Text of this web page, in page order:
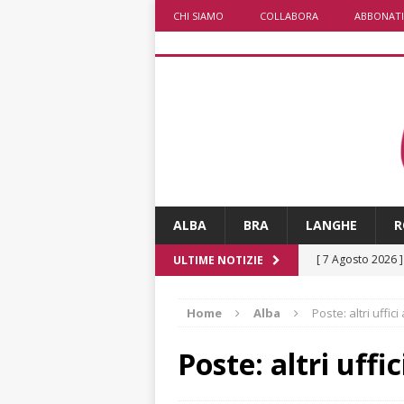
CHI SIAMO COLLABORA ABBONATI
ALBA BRA LANGHE
ULTIME NOTIZIE [ 7 Agosto 2026 ]
[ 7 Agosto 2026
non cancellano
Home Alba Poste: altri uffici
Poste: altri